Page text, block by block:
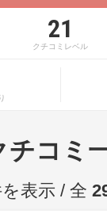
21
クチコミレベル
チコミ
表示 / 全